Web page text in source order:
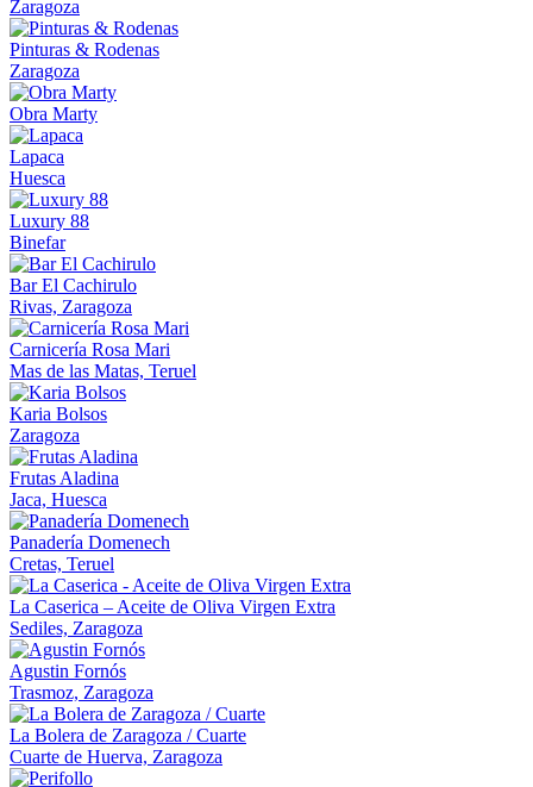
Zaragoza
Pinturas & Rodenas
Zaragoza
Obra Marty
Lapaca
Huesca
Luxury 88
Binefar
Bar El Cachirulo
Rivas, Zaragoza
Carnicería Rosa Mari
Mas de las Matas, Teruel
Karia Bolsos
Zaragoza
Frutas Aladina
Jaca, Huesca
Panadería Domenech
Cretas, Teruel
La Caserica – Aceite de Oliva Virgen Extra
Sediles, Zaragoza
Agustin Fornós
Trasmoz, Zaragoza
La Bolera de Zaragoza / Cuarte
Cuarte de Huerva, Zaragoza